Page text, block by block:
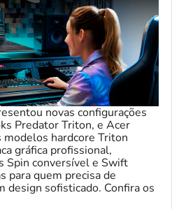
novas configurações
Predator Triton, e Acer
hardcore Triton
gráfica profissional,
Spin conversível e Swift
para quem precisa de
design sofisticado. Confira os